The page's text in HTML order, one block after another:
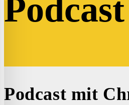
Podcast mit